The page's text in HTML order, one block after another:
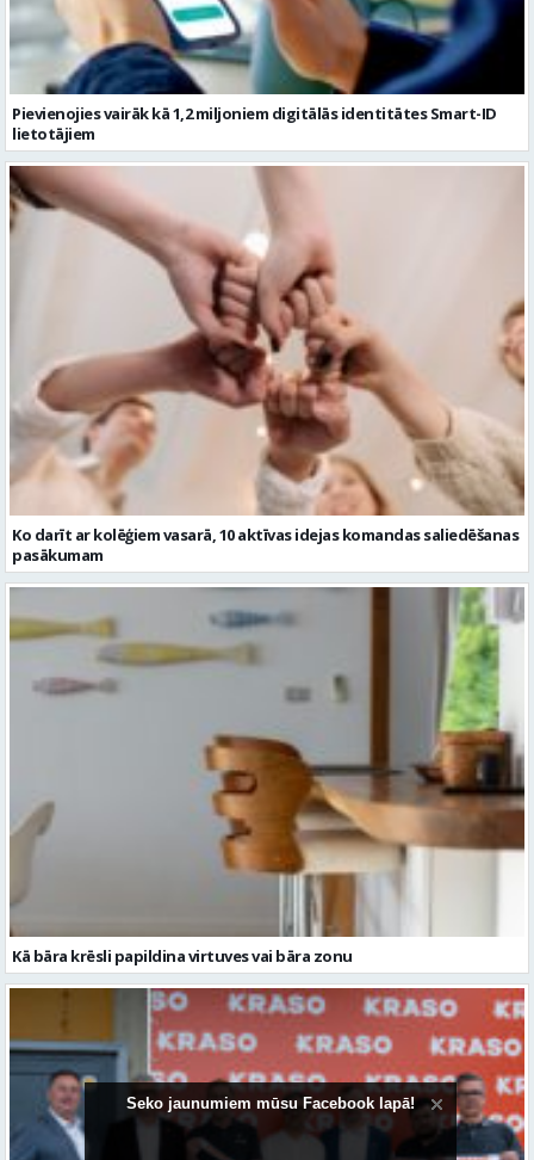
Pievienojies vairāk kā 1,2 miljoniem digitālās identitātes Smart-ID
lietotājiem
Ko darīt ar kolēģiem vasarā, 10 aktīvas idejas komandas saliedēšanas
pasākumam
Kā bāra krēsli papildina virtuves vai bāra zonu
Seko jaunumiem mūsu Facebook lapā!